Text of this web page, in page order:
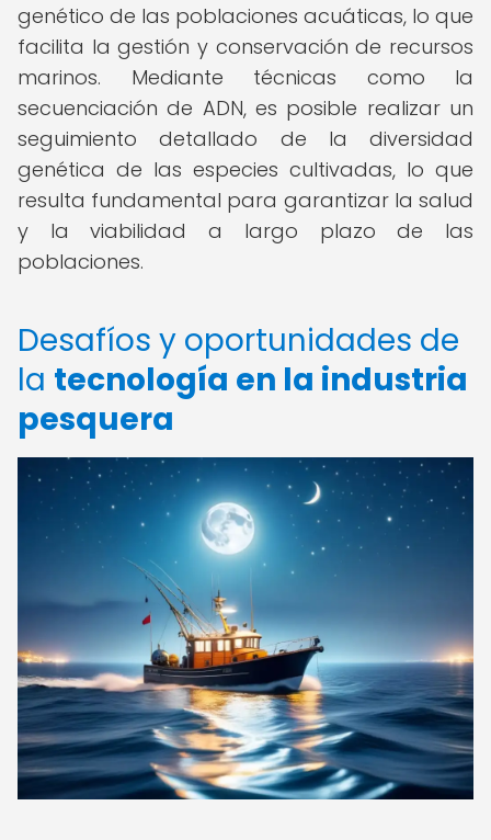
genético de las poblaciones acuáticas, lo que
facilita la gestión y conservación de recursos
marinos. Mediante técnicas como la
secuenciación de ADN, es posible realizar un
seguimiento detallado de la diversidad
genética de las especies cultivadas, lo que
resulta fundamental para garantizar la salud
y la viabilidad a largo plazo de las
poblaciones.
Desafíos y oportunidades de
la tecnología en la industria
pesquera